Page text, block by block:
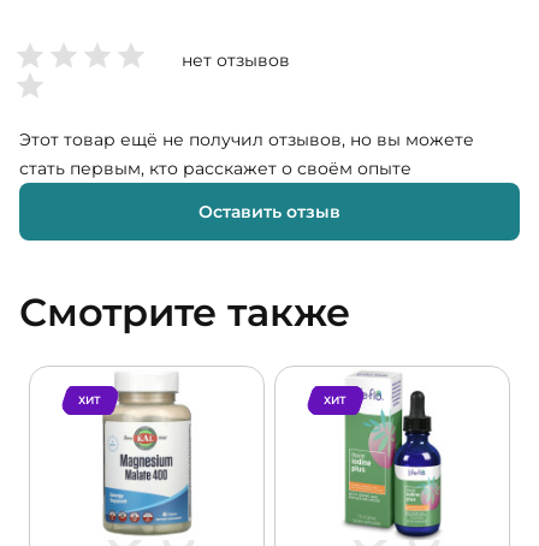
нет отзывов
Этот товар ещё не получил отзывов, но вы можете
стать первым, кто расскажет о своём опыте
Оставить отзыв
Смотрите также
ХИТ ХИТ